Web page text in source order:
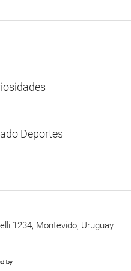
Deportes
1234, Montevido, Uruguay.